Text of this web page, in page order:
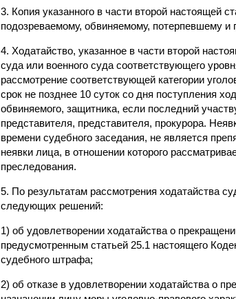
3. Копия указанного в части второй настоящей
подозреваемому, обвиняемому, потерпевшему и
4. Ходатайство, указанное в части второй
суда или военного суда соответствующего
рассмотрение соответствующей категории
срок не позднее 10 суток со дня поступления
обвиняемого, защитника, если последний
представителя, представителя, прокурора.
времени судебного заседания, не является
неявки лица, в отношении которого
преследования.
5. По результатам рассмотрения ходатайства
следующих решений:
1) об удовлетворении ходатайства о
предусмотренным статьей 25.1 настоящего
судебного штрафа;
2) об отказе в удовлетворении ходатайства о